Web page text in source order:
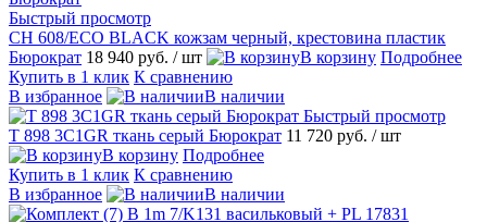
Быстрый просмотр
CH 608/ECO BLACK кожзам черный, крестовина пластик
Бюрократ 18 940 руб. / шт В корзину Подробнее
Купить в 1 клик К сравнению
В избранное
В наличии
Быстрый просмотр
T 898 3С1GR ткань серый Бюрократ 11 720 руб. / шт
В корзину Подробнее
Купить в 1 клик К сравнению
В избранное
В наличии